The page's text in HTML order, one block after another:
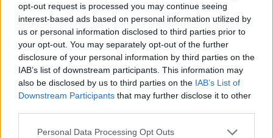
opt-out request is processed you may continue seeing
interest-based ads based on personal information utilized by
us or personal information disclosed to third parties prior to
your opt-out. You may separately opt-out of the further
disclosure of your personal information by third parties on the
IAB’s list of downstream participants. This information may
also be disclosed by us to third parties on the IAB’s List of
Downstream Participants that may further disclose it to other
Personal Data Processing Opt Outs
Δημοφιλή αυτή την εβδομάδα